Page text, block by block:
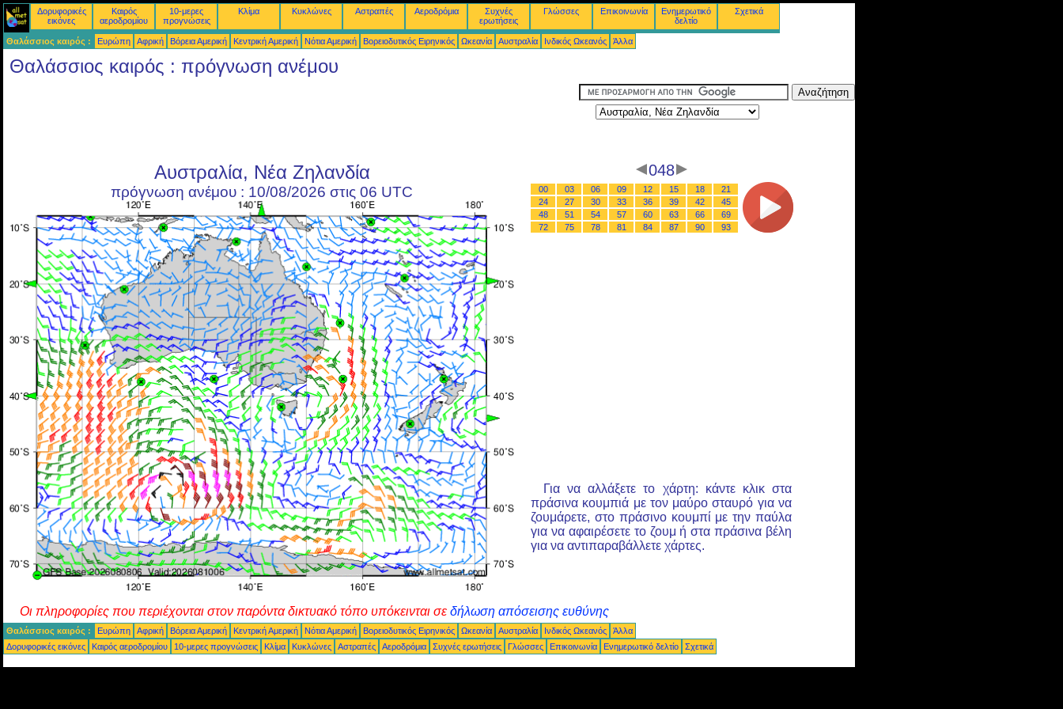
Δορυφορικές
εικόνες
Καιρός
αεροδρομίου
10-μερες
προγνώσεις
Κλίμα Κυκλώνες Αστραπές Αεροδρόμια
Συχνές
ερωτήσεις
Γλώσσες Επικοινωνία
Ενημερωτικό
δελτίο
Σχετικά
Θαλάσσιος καιρός : Ευρώπη Αφρική Βόρεια Αμερική Κεντρική Αμερική Νότια Αμερική Βορειοδυτικός Ειρηνικός Ωκεανία Αυστραλία Ινδικός Ωκεανός Άλλα
Θαλάσσιος καιρός : πρόγνωση ανέμου
Αυστραλία, Νέα Ζηλανδία
πρόγνωση ανέμου : 10/08/2026 στις 06 UTC
048
00 03 06 09 12 15 18
21
24
27 30 33 36 39 42
45
48
51 54 57 60 63 66
69
72
75 78 81 84 87 90 93
Για να αλλάξετε το χάρτη: κάντε κλικ στα
πράσινα κουμπιά με τον μαύρο σταυρό για να
ζουμάρετε, στο πράσινο κουμπί με την παύλα
για να αφαιρέσετε το ζουμ ή στα πράσινα βέλη
για να αντιπαραβάλλετε χάρτες.
Οι πληροφορίες που περιέχονται στον παρόντα δικτυακό τόπο υπόκεινται σε δήλωση απόσεισης ευθύνης
Θαλάσσιος καιρός : Ευρώπη Αφρική Βόρεια Αμερική Κεντρική Αμερική Νότια Αμερική Βορειοδυτικός Ειρηνικός Ωκεανία Αυστραλία Ινδικός Ωκεανός
Άλλα
Δορυφορικές εικόνες
Καιρός αεροδρομίου 10-μερες προγνώσεις Κλίμα Κυκλώνες Αστραπές Αεροδρόμια Συχνές ερωτήσεις Γλώσσες Επικοινωνία Ενημερωτικό δελτίο Σχετικά